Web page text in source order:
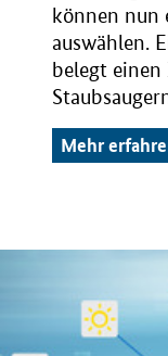
können nun
auswählen.
belegt
Mehr